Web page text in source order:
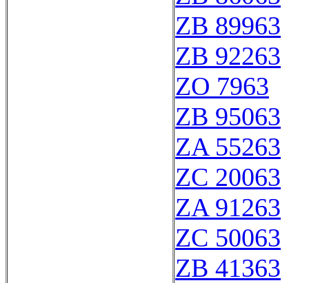
ZB 89963
ZB 92263
ZO 7963
ZB 95063
ZA 55263
ZC 20063
ZA 91263
ZC 50063
ZB 41363